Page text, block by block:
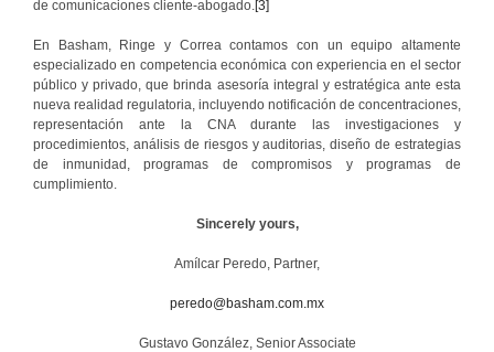
de comunicaciones cliente-abogado. [3]
En Basham, Ringe y Correa contamos con un equipo altamente
especializado en competencia económica con experiencia en el sector
público y privado, que brinda asesoría integral y estratégica ante esta
nueva realidad regulatoria, incluyendo notificación de concentraciones,
representación ante la CNA durante las investigaciones y
procedimientos, análisis de riesgos y auditorias, diseño de estrategias
de inmunidad, programas de compromisos y programas de
cumplimiento.
Sincerely yours,
Amílcar Peredo, Partner,
peredo@basham.com.mx
Gustavo González, Senior Associate